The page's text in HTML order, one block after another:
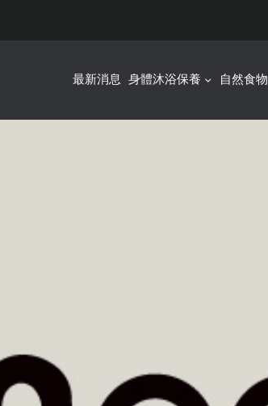
最新消息 身體沐浴保養 自然食物